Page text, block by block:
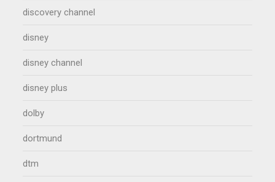
discovery channel
disney
disney channel
disney plus
dolby
dortmund
dtm